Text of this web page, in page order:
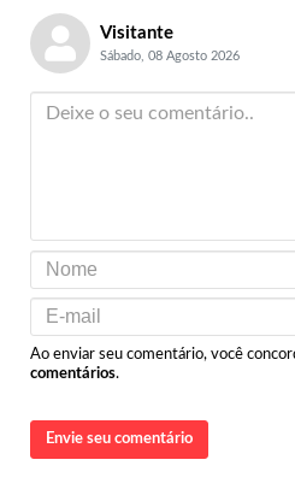
Visitante
Sábado, 08 Agosto 2026
Ao enviar seu comentário, você
comentários.
Envie seu comentário